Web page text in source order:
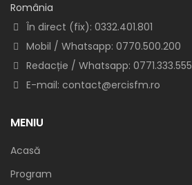
România
În direct (fix): 0332.401.801
Mobil / Whatsapp: 0770.500.200
Redacție / Whatsapp: 0771.333.555
E-mail: contact@ercisfm.ro
MENIU
Acasă
Program